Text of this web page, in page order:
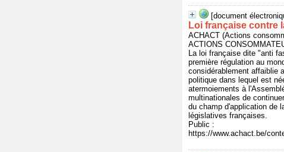
[document
Loi française contre
ACHACT (Actions
ACTIONS
La loi française dite "anti
première régulation au
considérablement affaiblie
politique dans lequel est
atermoiements à
multinationales de
du champ d'application de
législatives françaises.
Public :
https://www.achact.be/